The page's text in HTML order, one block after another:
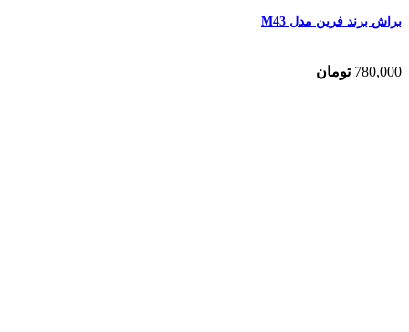
براش برند فرین مدل M43
780,000 تومان